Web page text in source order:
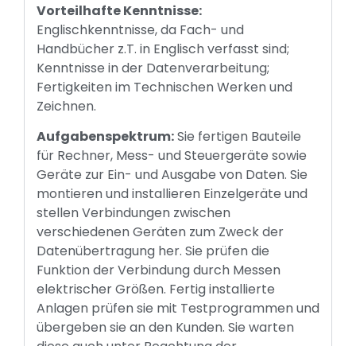
Vorteilhafte Kenntnisse:
Englischkenntnisse, da Fach- und
Handbücher z.T. in Englisch verfasst sind;
Kenntnisse in der Datenverarbeitung;
Fertigkeiten im Technischen Werken und
Zeichnen.
Aufgabenspektrum:Sie fertigen Bauteile
für Rechner, Mess- und Steuergeräte sowie
Geräte zur Ein- und Ausgabe von Daten. Sie
montieren und installieren Einzelgeräte und
stellen Verbindungen zwischen
verschiedenen Geräten zum Zweck der
Datenübertragung her. Sie prüfen die
Funktion der Verbindung durch Messen
elektrischer Größen. Fertig installierte
Anlagen prüfen sie mit Testprogrammen und
übergeben sie an den Kunden. Sie warten